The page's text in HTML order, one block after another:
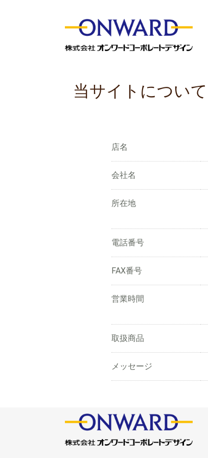
当サイトについて
店名
会社名
所在地
電話番号
FAX番号
営業時間
取扱商品
メッセージ